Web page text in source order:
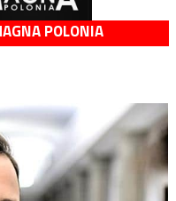
POLONIA